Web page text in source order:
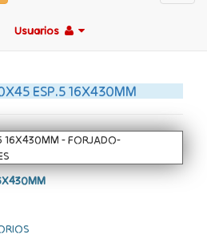
Usuarios
ESP.5 16X430MM